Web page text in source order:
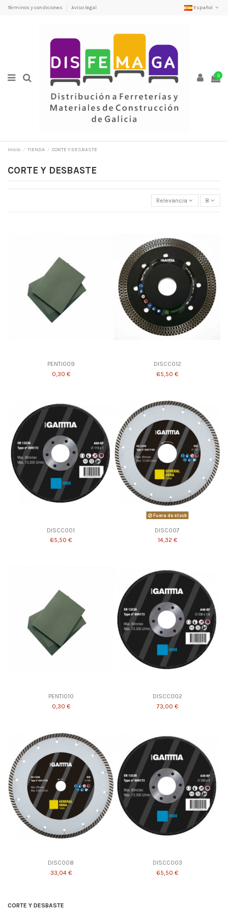
Términos y condiciones Aviso legal Español
0
Inicio TIENDA CORTE Y DESBASTE
CORTE Y DESBASTE
Relevancia 8
PENTI009
0,30 €
DISCC012
65,50 €
DISCC001
65,50 €
Fuera de stock
DISC007
14,32 €
PENTI010
0,30 €
DISCC002
73,00 €
DISC008
33,04 €
DISCC003
65,50 €
CORTE Y DESBASTE